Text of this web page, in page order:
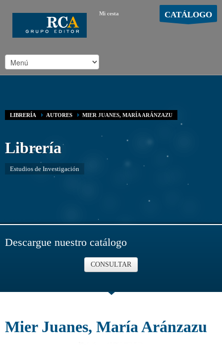
Mi cesta CATÁLOGO
LIBRERÍA AUTORES MIER JUANES, MARÍA ARÁNZAZU
Librería
Estudios de Investigación
Descargue nuestro catálogo
CONSULTAR
Mier Juanes, María Aránzazu